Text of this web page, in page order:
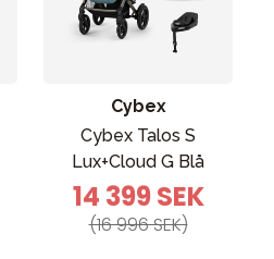
Cybex
Cybex Talos S
Lux+Cloud G Blå
14 399 SEK
(16 996 SEK)